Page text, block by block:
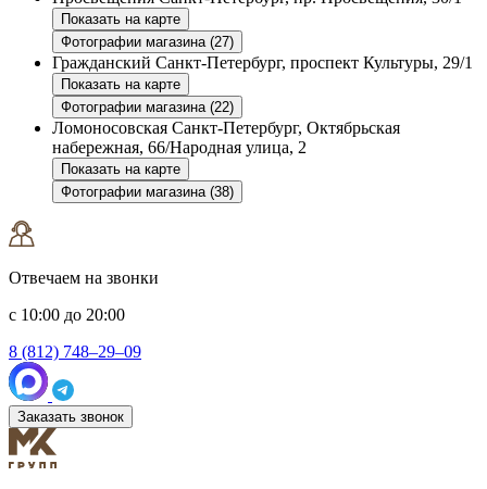
Показать на карте
Фотографии магазина (27)
Гражданский Санкт-Петербург, проспект Культуры, 29/1
Показать на карте
Фотографии магазина (22)
Ломоносовская Санкт-Петербург, Октябрьская
набережная, 66/Народная улица, 2
Показать на карте
Фотографии магазина (38)
Отвечаем на звонки
с 10:00 до 20:00
8 (812) 748–29–09
Заказать звонок